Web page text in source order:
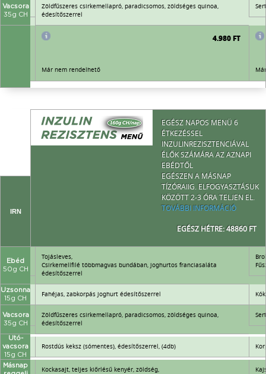
Vacsora
35g CH
Zöldfűszeres csirkemellapró, paradicsomos, zöldséges quinoa,
édesítőszerrel
4.980 FT
Már nem rendelhető
EGÉSZ NAPOS MENÜ 6
ÉTKEZÉSSEL
INZULINREZISZTENCIÁVAL
ÉLŐK SZÁMÁRA AZ AZNAPI
EBÉDTŐL
EGÉSZEN A MÁSNAP
TÍZÓRAIIG. ELFOGYASZTÁSUK
KÖZÖTT 2-3 ÓRA TELJEN EL.
TOVÁBBI INFORMÁCIÓ
EGÉSZ HÉTRE: 48860 FT
IRN
Ebéd
50g CH
Tojásleves,
Csirkemellfilé többmagvas bundában, joghurtos franciasaláta
édesítőszerrel
Uzsonna
15g CH
Fahéjas, zabkorpás joghurt édesítőszerrel
Vacsora
35g CH
Zöldfűszeres csirkemellapró, paradicsomos, zöldséges quinoa,
édesítőszerrel
Utó-
vacsora
15g CH
Rostdús keksz (sómentes), édesítőszerrel, (4db)
Másnap
Kockasajt, teljes kiőrlésű kenyér, zöldség,